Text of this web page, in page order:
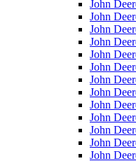
John
John
John
John
John
John
John
John
John
John
John
John
John